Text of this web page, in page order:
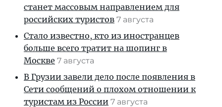
станет массовым направлением для
российских туристов 7 августа
Стало известно, кто из иностранцев
больше всего тратит на шопинг в
Москве 7 августа
В Грузии завели дело после появления в
Сети сообщений о плохом отношении к
туристам из России 7 августа